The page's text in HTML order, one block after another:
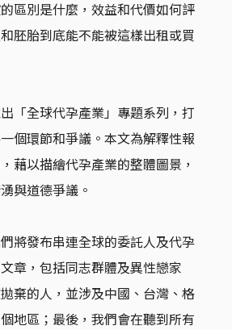
區別是什麼，效益和代價如何評
胚胎到底能不能被這樣出租或買
「全球代孕產業」專題系列，打
個環節和爭議。本文為解釋性報
藉以描繪代孕產業的整體圖景，
與道德爭議。
將發布串連全球的委託人及代孕
章，包括同志群體及異性戀家
棄的人，並涉及中國、台灣、格
地區；最後，我們會在聽到所有